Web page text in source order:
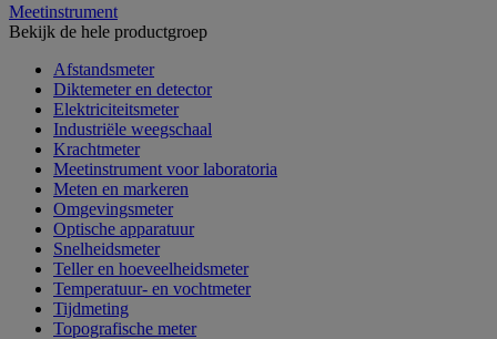
Meetinstrument
Bekijk de hele productgroep
Afstandsmeter
Diktemeter en detector
Elektriciteitsmeter
Industriële weegschaal
Krachtmeter
Meetinstrument voor laboratoria
Meten en markeren
Omgevingsmeter
Optische apparatuur
Snelheidsmeter
Teller en hoeveelheidsmeter
Temperatuur- en vochtmeter
Tijdmeting
Topografische meter